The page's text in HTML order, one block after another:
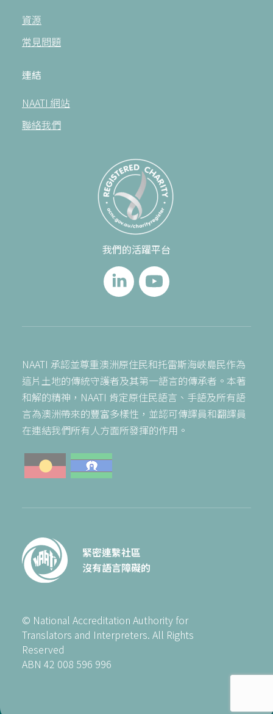
資源
常見問題
連結
NAATI 網站
聯絡我們
我們的活躍平台
NAATI 承認並尊重澳洲原住民和托雷斯海峽島民作為
這片土地的傳統守護者及其第一語言的傳承者。本著
和解的精神，NAATI 肯定原住民語言、手語及所有語
言為澳洲帶來的豐富多樣性，並認可傳譯員和翻譯員
在連結我們所有人方面所發揮的作用。
緊密連繫社區
沒有語言障礙的
© National Accreditation Authority for
Translators and Interpreters. All Rights
Reserved
ABN 42 008 596 996